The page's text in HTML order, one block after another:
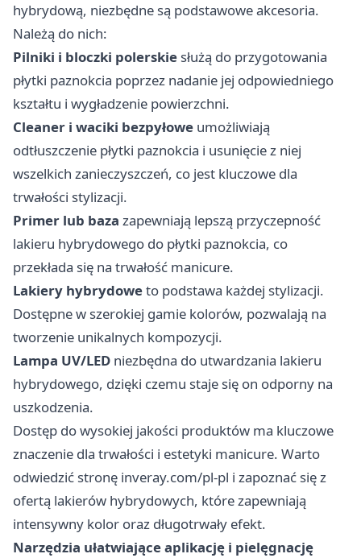
hybrydową, niezbędne są podstawowe akcesoria.
Należą do nich:
Pilniki i bloczki polerskie służą do przygotowania
płytki paznokcia poprzez nadanie jej odpowiedniego
kształtu i wygładzenie powierzchni.
Cleaner i waciki bezpyłowe umożliwiają
odtłuszczenie płytki paznokcia i usunięcie z niej
wszelkich zanieczyszczeń, co jest kluczowe dla
trwałości stylizacji.
Primer lub baza zapewniają lepszą przyczepność
lakieru hybrydowego do płytki paznokcia, co
przekłada się na trwałość manicure.
Lakiery hybrydoweto podstawa każdej stylizacji.
Dostępne w szerokiej gamie kolorów, pozwalają na
tworzenie unikalnych kompozycji.
Lampa UV/LED niezbędna do utwardzania lakieru
hybrydowego, dzięki czemu staje się on odporny na
uszkodzenia.
Dostęp do wysokiej jakości produktów ma kluczowe
znaczenie dla trwałości i estetyki manicure. Warto
odwiedzić stronę inveray.com/pl-pl i zapoznać się z
ofertą lakierów hybrydowych, które zapewniają
intensywny kolor oraz długotrwały efekt.
Narzędzia ułatwiające aplikację i pielęgnację